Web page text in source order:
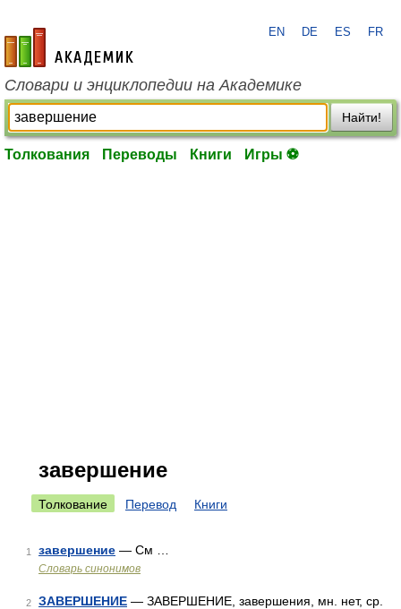
academic.ru
EN DE ES FR
Словари и энциклопедии на Академике
Найти!
Толкования Переводы Книги Игры ⚽
завершение
Толкование Перевод Книги
1 завершение — См …
Словарь синонимов
2 ЗАВЕРШЕНИЕ — ЗАВЕРШЕНИЕ, завершения, мн. нет, ср.